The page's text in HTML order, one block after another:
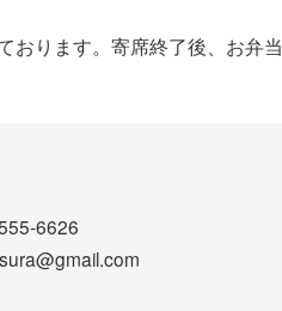
おります。寄席終了後、お弁
6626